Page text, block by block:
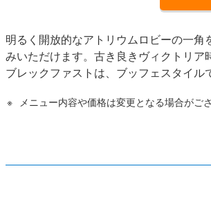
明るく開放的なアトリウムロビーの一
みいただけます。古き良きヴィクトリア
ブレックファストは、ブッフェスタイル
メニュー内容や価格は変更となる場合がご